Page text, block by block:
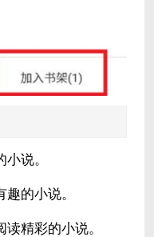
说。
的小说。
精彩的小说。